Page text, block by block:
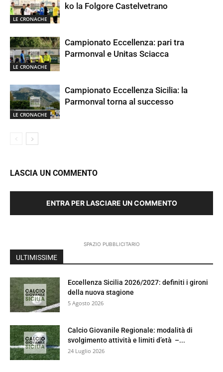
LE CRONACHE
ko la Folgore Castelvetrano
LE CRONACHE
Campionato Eccellenza: pari tra
Parmonval e Unitas Sciacca
LE CRONACHE
Campionato Eccellenza Sicilia: la
Parmonval torna al successo
LASCIA UN COMMENTO
ENTRA PER LASCIARE UN COMMENTO
SPAZIO PUBBLICITARIO
ULTIMISSIME
Eccellenza Sicilia 2026/2027: definiti i gironi
della nuova stagione
5 Agosto 2026
Calcio Giovanile Regionale: modalità di
svolgimento attività e limiti d’età –...
24 Luglio 2026